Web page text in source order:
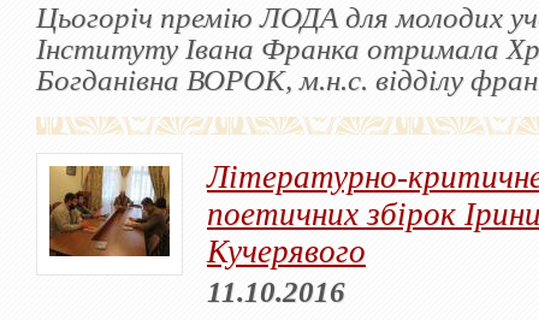
Цьогоріч премію ЛОДА для молодих
Інституту Івана Франка отримала
Богданівна ВОРОК, м.н.с. відділу
Літературно-
поетичних збірок
Кучерявого
11.10.2016